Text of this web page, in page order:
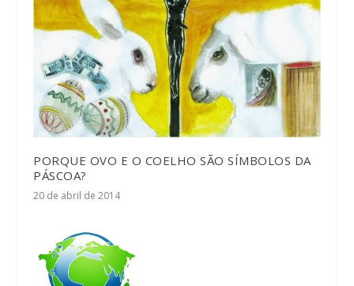
PORQUE OVO E O COELHO SÃO SÍMBOLOS DA
PÁSCOA?
20 de abril de 2014